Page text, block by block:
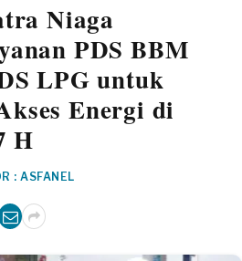
Niaga
PDS BBM
LPG untuk
Energi di
H
: ASFANEL